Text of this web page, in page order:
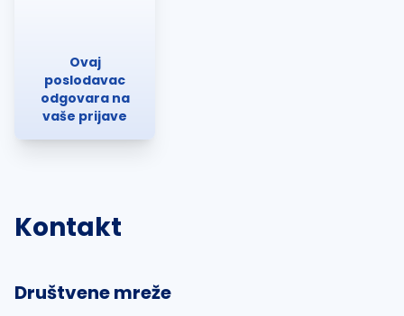
Ovaj
poslodavac
odgovara na
vaše prijave
Kontakt
Društvene mreže